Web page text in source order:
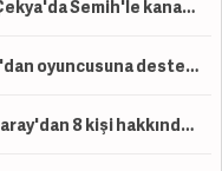
Kartal, Çekya'da Semih'le kanatlandı
Italiano'dan oyuncusuna destek: Çok sevindim!
Galatasaray'dan 8 kişi hakkında suç duyurusu! Dikkat çeken isimler var